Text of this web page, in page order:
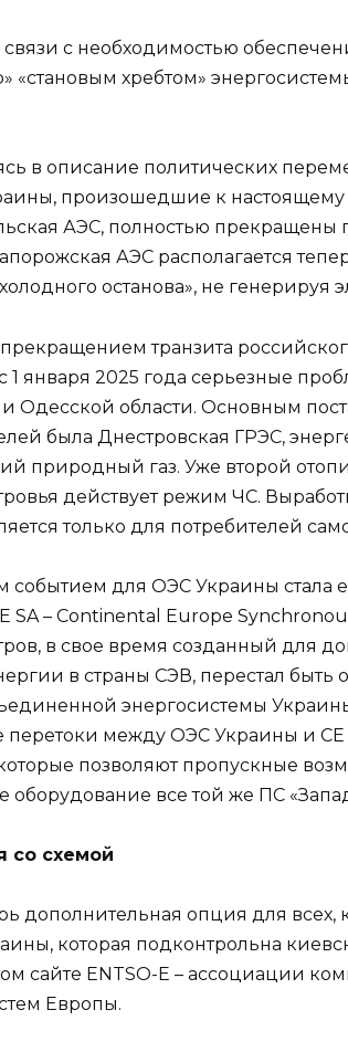
с необходимостью
«становым хребтом»
в описание политических
произошедшие к настоящему
АЭС, полностью прекращены
АЭС располагается
останова», не генерируя
транзита
1 января 2025 года серьезные
Одесской области. Основным
была Днестровская ГРЭС,
природный газ. Уже второй
действует режим ЧС.
только для потребителей
событием для ОЭС Украины стала
SA – Continental Europe
в свое время созданный для
в страны СЭВ, перестал быть
энергосистемы
перетоки между ОЭС Украины и CE
позволяют пропускные
оборудование все той же ПС
со схемой
дополнительная опция для всех,
которая подконтрольна
сайте ENTSO-E – ассоциации
Европы.